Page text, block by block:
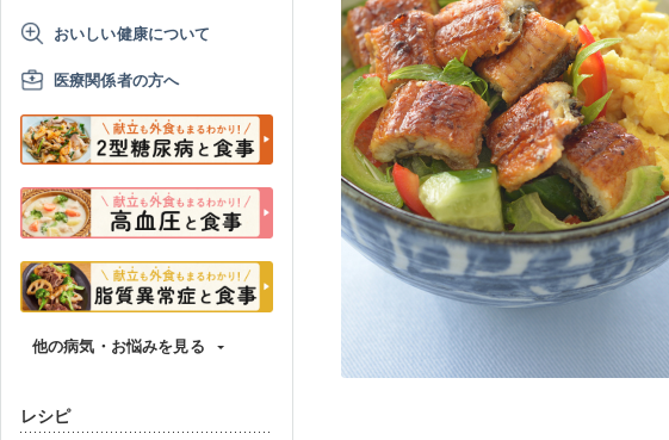
おいしい健康について
医療関係者の方へ
他の病気・お悩みを見る
レシピ